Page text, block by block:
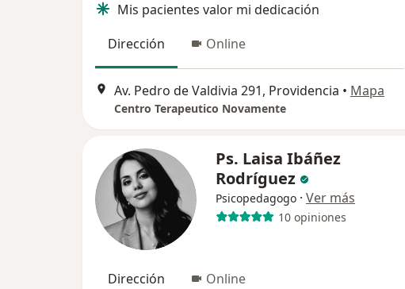
Mis pacientes valor mi dedicación
Dirección
Online
Av. Pedro de Valdivia 291, Providencia • Mapa
Centro Terapeutico Novamente
Ps. Laisa Ibáñez
Rodríguez
Psicopedagogo · Ver más
10 opiniones
Dirección Online